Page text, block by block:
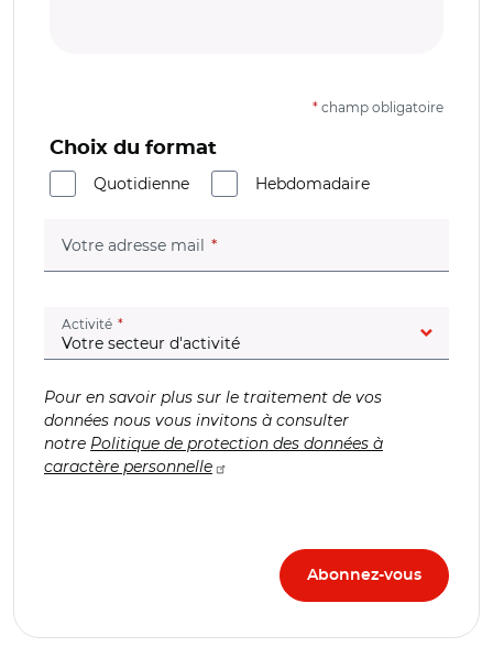
* champ obligatoire
Choix du format
Quotidienne
Hebdomadaire
Votre adresse mail (champ obligatoire)
Activité (champ obligatoire)
Pour en savoir plus sur le traitement de vos
données nous vous invitons à consulter
notre Politique de protection des données à
caractère personnelle